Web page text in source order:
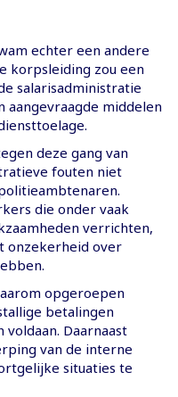
echter een andere
korpsleiding zou een
salarisadministratie
middelen
deze gang van
fouten niet
die onder vaak
verrichten,
onzekerheid over
opgeroepen
betalingen
Daarnaast
van de interne
situaties te